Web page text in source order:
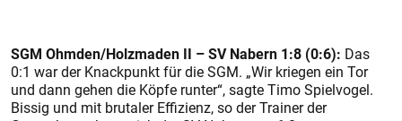
SGM Ohmden/Holzmaden II – SV Nabern 1:8 (0:6): Das
0:1 war der Knackpunkt für die SGM. „Wir kriegen ein Tor
und dann gehen die Köpfe runter“, sagte Timo Spielvogel.
Bissig und mit brutaler Effizienz, so der Trainer der